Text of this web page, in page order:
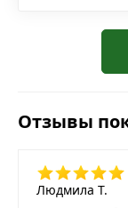
Отзывы
Людмила Т.